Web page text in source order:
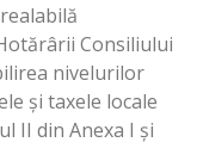
Consiliului
nivelurilor
și taxele locale
II din Anexa I și